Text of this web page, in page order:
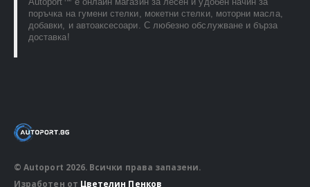
поръчка на гумени стелки, мокетни стелки, моторни масла,
добавки, и автоаксесоари. С любезно обслужване и бърза
доставка!
© Autoport 2026. Всички права запазени.
Изработен от Цветелин Пенков